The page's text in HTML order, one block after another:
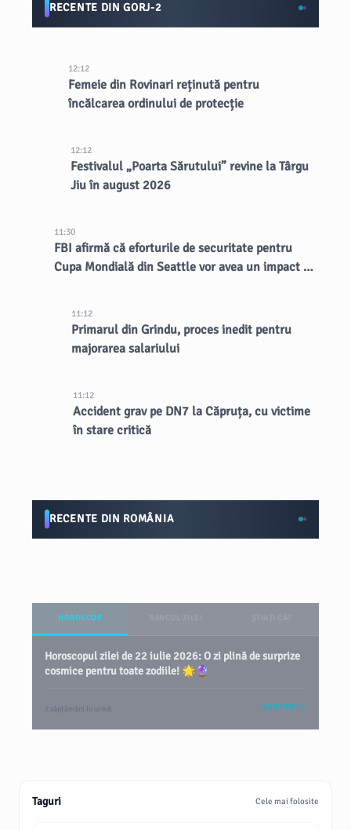
RECENTE DIN GORJ-2
12:12
Femeie din Rovinari reținută pentru
încălcarea ordinului de protecție
12:12
Festivalul „Poarta Sărutului” revine la Târgu
Jiu în august 2026
11:30
FBI afirmă că eforturile de securitate pentru
Cupa Mondială din Seattle vor avea un impact de
11:12
Primarul din Grindu, proces inedit pentru
majorarea salariului
11:12
Accident grav pe DN7 la Căpruța, cu victime
în stare critică
RECENTE DIN ROMÂNIA
HOROSCOP
Horoscopul zilei de 22 iulie 2026: O zi plină de surprize
cosmice pentru toate zodiile! 🌟🔮
2 săptămâni în urmă VEZI TOT
Taguri Cele mai folosite